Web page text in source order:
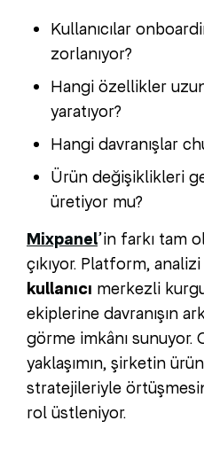
Kullanıcılar
zorlanıyor?
Hangi özellikler
yaratıyor?
Hangi davranışlar
Ürün değişiklikleri
üretiyor mu?
Mixpanel’in farkı tam
çıkıyor. Platform, analizi
kullanıcı merkezli
ekiplerine davranışın
görme imkânı sunuyor.
yaklaşımın, şirketin
stratejileriyle
rol üstleniyor.